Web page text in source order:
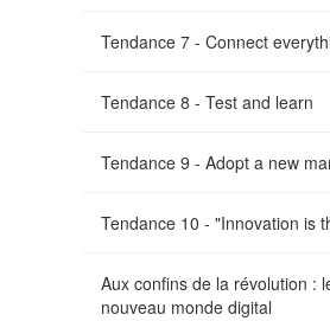
Tendance 7 - Connect
Tendance 8 - Test and learn
Tendance 9 - Adopt a new
Tendance 10 - "Innovation is
Aux confins de la révolution :
nouveau monde digital